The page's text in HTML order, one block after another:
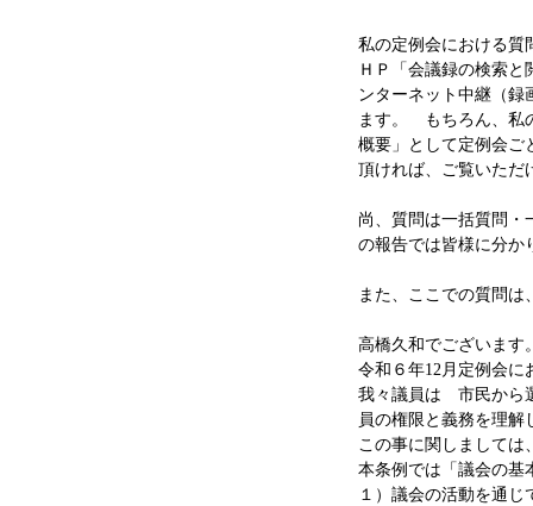
私の定例会における質
ＨＰ「会議録の検索
ンターネット中継（録
ます。 もちろん、私
概要」として定例会ご
頂ければ、ご覧いただ
尚、質問は一括質問・
の報告では皆様に分か
また、ここでの質問は
高橋久和でございます
令和６年12月定例会
我々議員は 市民から
員の権限と義務を理解
この事に関しましては
本条例では「議会の基
１）議会の活動を通